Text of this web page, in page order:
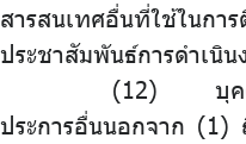
สารสนเทศอื่นที่ใช้ในกา
ประชาสัมพันธ์การดำเนิ
บุคคล
ประการอื่นนอกจาก (1)